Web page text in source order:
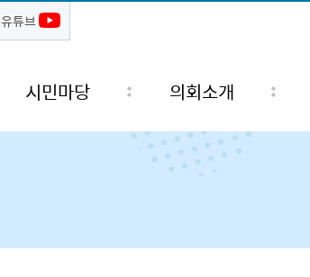
유튜브
시민마당 의회소개